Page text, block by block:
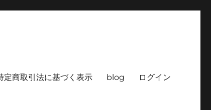
定商取引法に基づく表示 blog ログイン